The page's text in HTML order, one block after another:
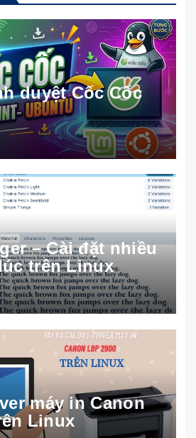
duyệt Cốc Cốc
– Cài đặt nhiều
trên Linux
máy in Canon
Linux